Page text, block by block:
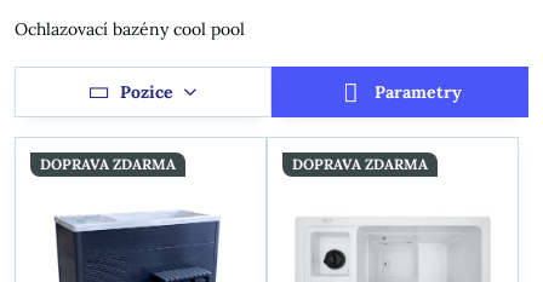
Ochlazovací bazény cool pool
Pozice Parametry
DOPRAVA ZDARMA DOPRAVA ZDARMA